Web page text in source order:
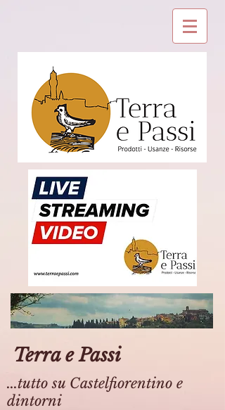
Terra e Passi
...tutto su Castelfiorentino e
dintorni